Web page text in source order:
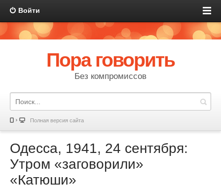
Войти
Пора говорить
Без компромиссов
Полная версия сайта
Одесса, 1941, 24 сентября:
Утром «заговорили»
«Катюши»